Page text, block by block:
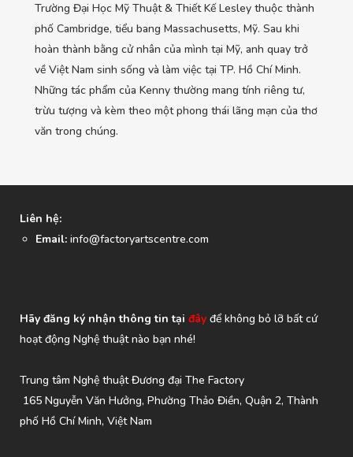
Trường Đại Học Mỹ Thuật & Thiết Kế Lesley thuộc thành
phố Cambridge, tiểu bang Massachusetts, Mỹ. Sau khi
hoàn thành bằng cử nhân của mình tại Mỹ, anh quay trở
về Việt Nam sinh sống và làm việc tại TP. Hồ Chí Minh.
Những tác phẩm của Kenny thường mang tính riêng tư,
trừu tượng và kèm theo một phong thái lãng mạn của thơ
văn trong chúng.
Liên hệ:
Email: info@factoryartscentre.com
Hãy đăng ký nhận thông tin tại đây để không bỏ lỡ bất cứ
hoạt động Nghệ thuật nào bạn nhé!
Trung tâm Nghệ thuật Đương đại The Factory
165 Nguyễn Văn Hưởng, Phường Thảo Điền, Quận 2, Thành
phố Hồ Chí Minh, Việt Nam